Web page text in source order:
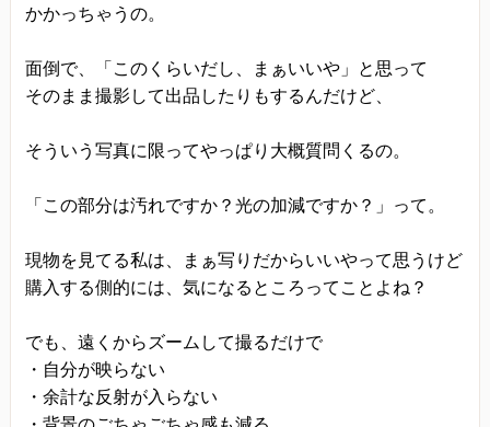
について
っていないと思われる場合には、お問い合わせを
内容確認後、折り返しメールでの連絡をした後、
かかっちゃうの。
面倒で、「このくらいだし、まぁいいや」と思って
そのまま撮影して出品したりもするんだけど、
そういう写真に限ってやっぱり大概質問くるの。
「この部分は汚れですか？光の加減ですか？」って。
現物を見てる私は、まぁ写りだからいいやって思うけど
購入する側的には、気になるところってことよね？
でも、遠くからズームして撮るだけで
・自分が映らない
・余計な反射が入らない